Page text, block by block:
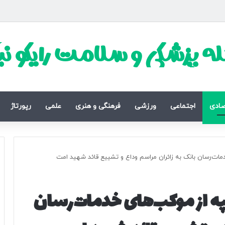
پزشکی و سلامت رایکو
اجتماعی ورزشی فرهنگی و هنری علمی رپورتاژ
بانک به زائران مراسم وداع و تشییع قائد شهید امت
از موکب‌های خدمات‌رسان